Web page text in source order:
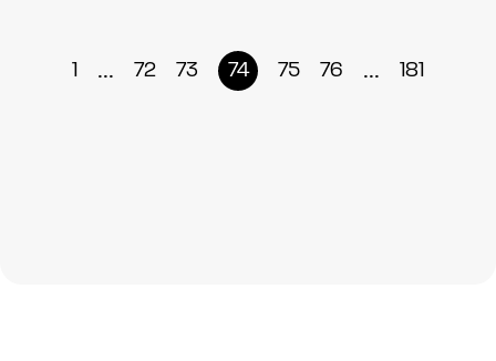
1 ... 72 73 74 75 76 ... 181